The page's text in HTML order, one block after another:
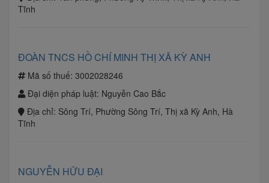
Tĩnh
ĐOÀN TNCS HỒ CHÍ MINH THỊ XÃ KỲ ANH
Mã số thuế: 3002028246
Đại diện pháp luật: Nguyễn Cao Bắc
Địa chỉ: Sông Trí, Phường Sông Trí, Thị xã Kỳ Anh, Hà
Tĩnh
NGUYỄN HỮU ĐẠI